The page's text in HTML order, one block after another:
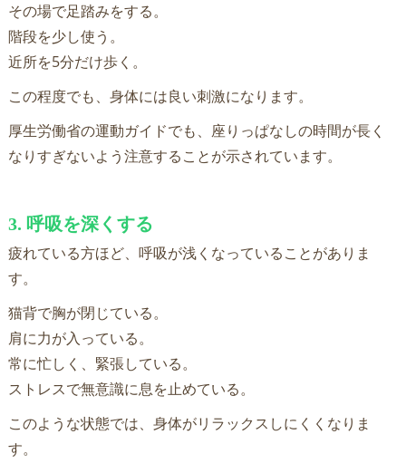
その場で足踏みをする。
階段を少し使う。
近所を5分だけ歩く。
この程度でも、身体には良い刺激になります。
厚生労働省の運動ガイドでも、座りっぱなしの時間が長く
なりすぎないよう注意することが示されています。
3. 呼吸を深くする
疲れている方ほど、呼吸が浅くなっていることがありま
す。
猫背で胸が閉じている。
肩に力が入っている。
常に忙しく、緊張している。
ストレスで無意識に息を止めている。
このような状態では、身体がリラックスしにくくなりま
す。